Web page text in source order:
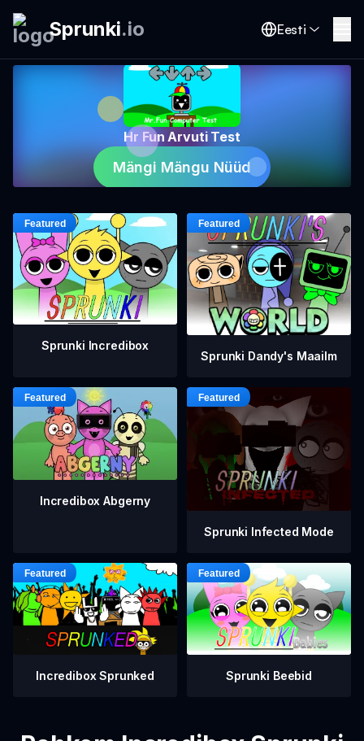
Sprunki.io Eesti
Hr Fun Arvuti Test
Mängi Mängu Nüüd
Sprunki Incredibox
Sprunki Dandy's Maailm
Incredibox Abgerny
Sprunki Infected Mode
Incredibox Sprunked Sprunki Beebid